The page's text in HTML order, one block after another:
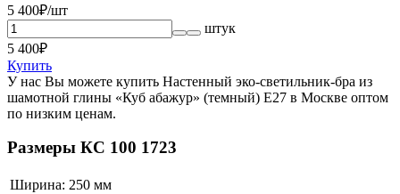
5 400₽/шт
штук
5 400₽
Купить
У нас Вы можете купить Настенный эко-светильник-бра из
шамотной глины «Куб абажур» (темный) E27 в Москве оптом
по низким ценам.
Размеры КС 100 1723
Ширина: 250 мм